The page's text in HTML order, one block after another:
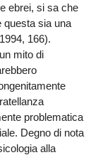
ebrei, si sa che
sia una
166).
mito di
problematica
Degno di nota
alla